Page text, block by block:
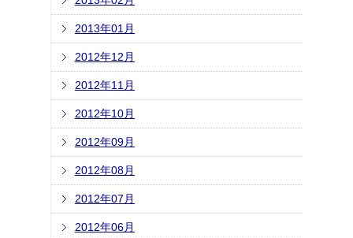
2013年01月
2012年12月
2012年11月
2012年10月
2012年09月
2012年08月
2012年07月
2012年06月